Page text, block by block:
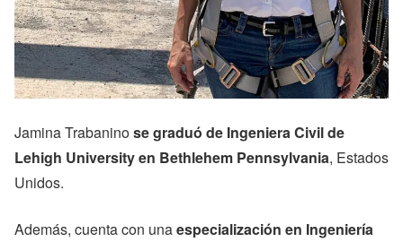
Jamina Trabaninose graduó de Ingeniera Civil de
Lehigh University en Bethlehem Pennsylvania, Estados
Unidos.
Además, cuenta con unaespecialización en Ingeniería